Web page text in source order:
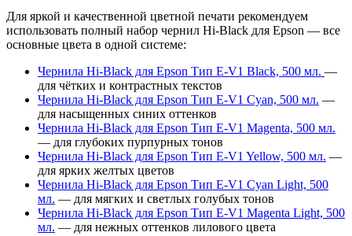
Для яркой и качественной цветной печати рекомендуем
использовать полный набор чернил Hi-Black для Epson — все
основные цвета в одной системе:
Чернила Hi-Black для Epson Тип E-V1 Black, 500 мл. —
для чётких и контрастных текстов
Чернила Hi-Black для Epson Тип E-V1 Cyan, 500 мл. —
для насыщенных синих оттенков
Чернила Hi-Black для Epson Тип E-V1 Magenta, 500 мл.
— для глубоких пурпурных тонов
Чернила Hi-Black для Epson Тип E-V1 Yellow, 500 мл. —
для ярких желтых цветов
Чернила Hi-Black для Epson Тип E-V1 Cyan Light, 500
мл. — для мягких и светлых голубых тонов
Чернила Hi-Black для Epson Тип E-V1 Magenta Light, 500
мл. — для нежных оттенков лилового цвета